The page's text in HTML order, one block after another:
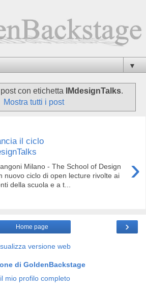
▼
con etichetta IMdesignTalks.
Mostra tutti i post
il ciclo
›
Milano - The School of Design
nuovo ciclo di open lecture rivolte ai
della scuola e a t...
›
Home page
versione web
di GoldenBackstage
mio profilo completo